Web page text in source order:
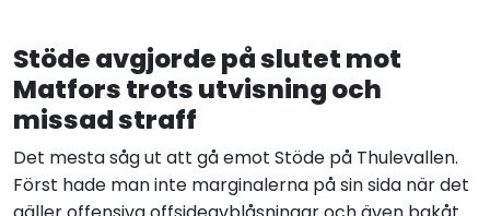
Stöde avgjorde på slutet mot
Matfors trots utvisning och
missad straff
Det mesta såg ut att gå emot Stöde på Thulevallen.
Först hade man inte marginalerna på sin sida när det